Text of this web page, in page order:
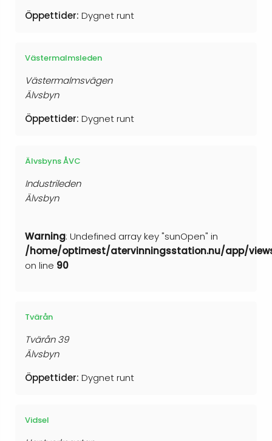
Öppettider: Dygnet runt
Västermalmsleden
Västermalmsvägen
Älvsbyn
Öppettider: Dygnet runt
Älvsbyns ÅVC
Industrileden
Älvsbyn
Warning: Undefined array key "sunOpen" in
/home/optimest/atervinningsstation.nu/app/
on line 90
Tvärån
Tvärån 39
Älvsbyn
Öppettider: Dygnet runt
Vidsel